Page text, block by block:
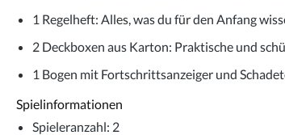
1 Regelheft: Alles, was du für den Anfang
2 Deckboxen aus Karton: Praktische und
1 Bogen mit Fortschrittsanzeiger und
Spielinformationen
Spieleranzahl: 2